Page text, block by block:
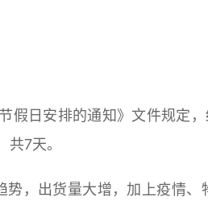
假日安排的通知》文件规定
7天。
，出货量大增，加上疫情